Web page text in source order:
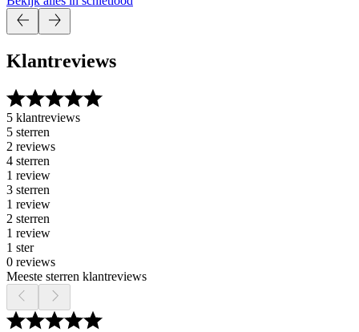
Klantreviews
5 klantreviews
5 sterren
2 reviews
4 sterren
1 review
3 sterren
1 review
2 sterren
1 review
1 ster
0 reviews
Meeste sterren klantreviews